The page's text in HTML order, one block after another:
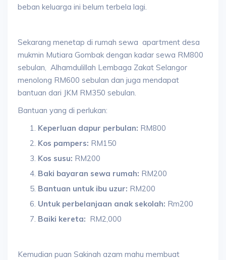
beban keluarga ini belum terbela lagi.
Sekarang menetap di rumah sewa apartment desa
mukmin Mutiara Gombak dengan kadar sewa RM800
sebulan, Alhamdulillah Lembaga Zakat Selangor
menolong RM600 sebulan dan juga mendapat
bantuan dari JKM RM350 sebulan.
Bantuan yang di perlukan:
Keperluan dapur perbulan: RM800
Kos pampers: RM150
Kos susu: RM200
Baki bayaran sewa rumah: RM200
Bantuan untuk ibu uzur: RM200
Untuk perbelanjaan anak sekolah: Rm200
Baiki kereta: RM2,000
Kemudian puan Sakinah azam mahu membuat